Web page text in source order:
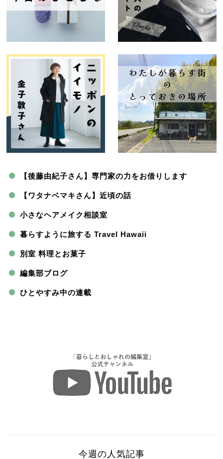
【後藤由紀子さん】専門家の力をお借りします
【ワタナベマキさん】近頃の話
小さなヘアメイク相談室
暮らすように旅する Travel Hawaii
別室 料理とお菓子
編集部ブログ
ひとやすみ中の連載
今週の人気記事